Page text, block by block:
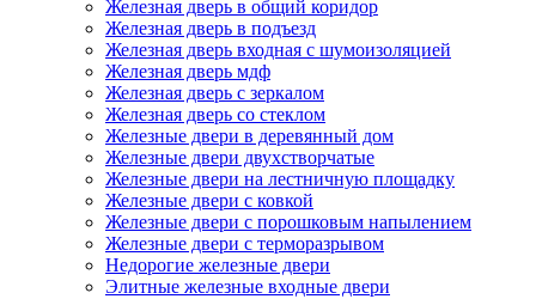
Железная дверь в общий коридор
Железная дверь в подъезд
Железная дверь входная с шумоизоляцией
Железная дверь мдф
Железная дверь с зеркалом
Железная дверь со стеклом
Железные двери в деревянный дом
Железные двери двухстворчатые
Железные двери на лестничную площадку
Железные двери с ковкой
Железные двери с порошковым напылением
Железные двери с терморазрывом
Недорогие железные двери
Элитные железные входные двери